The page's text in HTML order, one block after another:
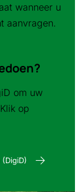
wanneer u
aanvragen.
om uw
op